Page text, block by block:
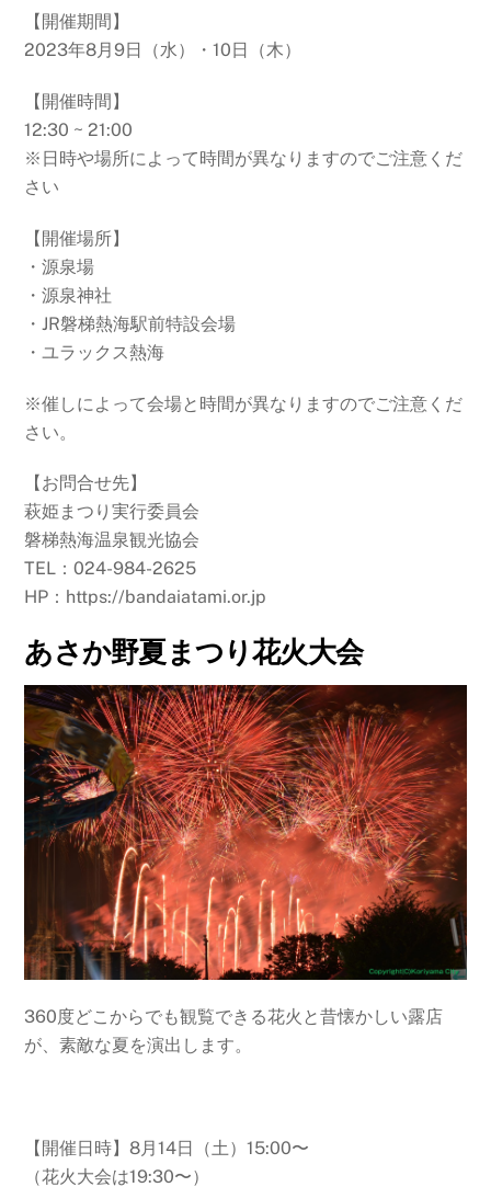
【開催期間】
2023年8月9日（水）・10日（木）
【開催時間】
12:30 ~ 21:00
※日時や場所によって時間が異なりますのでご注意くだ
さい
【開催場所】
・源泉場
・源泉神社
・JR磐梯熱海駅前特設会場
・ユラックス熱海
※催しによって会場と時間が異なりますのでご注意くだ
さい。
【お問合せ先】
萩姫まつり実行委員会
磐梯熱海温泉観光協会
TEL：024-984-2625
HP：https://bandaiatami.or.jp
あさか野夏まつり花火大会
360度どこからでも観覧できる花火と昔懐かしい露店
が、素敵な夏を演出します。
【開催日時】8月14日（土）15:00〜
（花火大会は19:30〜）